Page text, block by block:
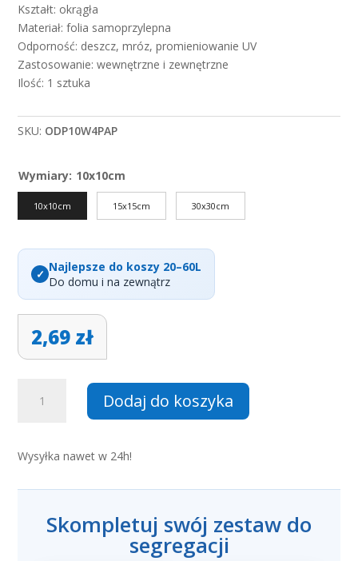
Kształt: okrągła
Materiał: folia samoprzylepna
Odporność: deszcz, mróz, promieniowanie UV
Zastosowanie: wewnętrzne i zewnętrzne
Ilość: 1 sztuka
SKU: ODP10W4PAP
Wymiary: 10x10cm
10x10cm 15x15cm 30x30cm
Najlepsze do koszy 20–60L
Do domu i na zewnątrz
2,69 zł
Naklejka
Papier
kolorowa
Dodaj do koszyka
Wysyłka nawet w 24h!
Skompletuj swój zestaw do
segregacji